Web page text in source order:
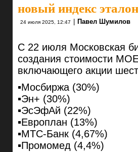
новый индекс
24 июля 2025, 12:47 Павел Шумилов
С 22 июля Московская
создания стоимости
включающего акции
▪️Мосбиржа (30%)
▪️Эн+ (30%)
▪️ЭсЭфАй (22%)
▪️Европлан (13%)
▪️МТС-Банк (4,67%)
▪️Промомед (4,4%)